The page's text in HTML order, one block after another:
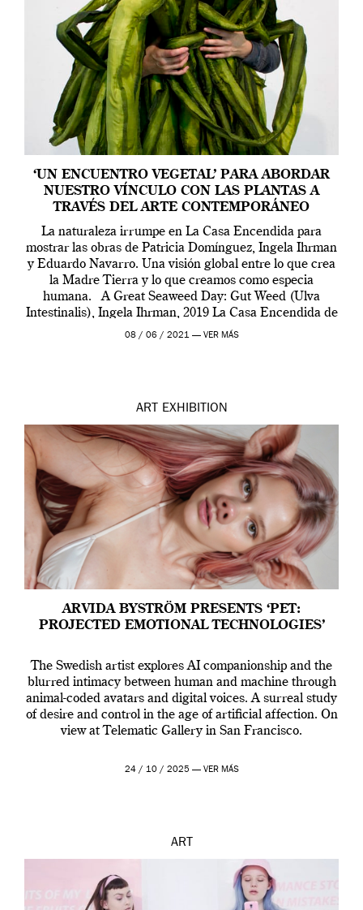
‘UN ENCUENTRO VEGETAL’ PARA ABORDAR
NUESTRO VÍNCULO CON LAS PLANTAS A
TRAVÉS DEL ARTE CONTEMPORÁNEO
La naturaleza irrumpe en La Casa Encendida para
mostrar las obras de Patricia Domínguez, Ingela Ihrman
y Eduardo Navarro. Una visión global entre lo que crea
la Madre Tierra y lo que creamos como especia
humana. A Great Seaweed Day: Gut Weed (Ulva
Intestinalis), Ingela Ihrman, 2019 La Casa Encendida de
Madrid y la Wellcome […]
08 / 06 / 2021 — VER MÁS
ART EXHIBITION
ARVIDA BYSTRÖM PRESENTS ‘PET:
PROJECTED EMOTIONAL TECHNOLOGIES’
The Swedish artist explores AI companionship and the
blurred intimacy between human and machine through
animal-coded avatars and digital voices. A surreal study
of desire and control in the age of artificial affection. On
view at Telematic Gallery in San Francisco.
24 / 10 / 2025 — VER MÁS
ART